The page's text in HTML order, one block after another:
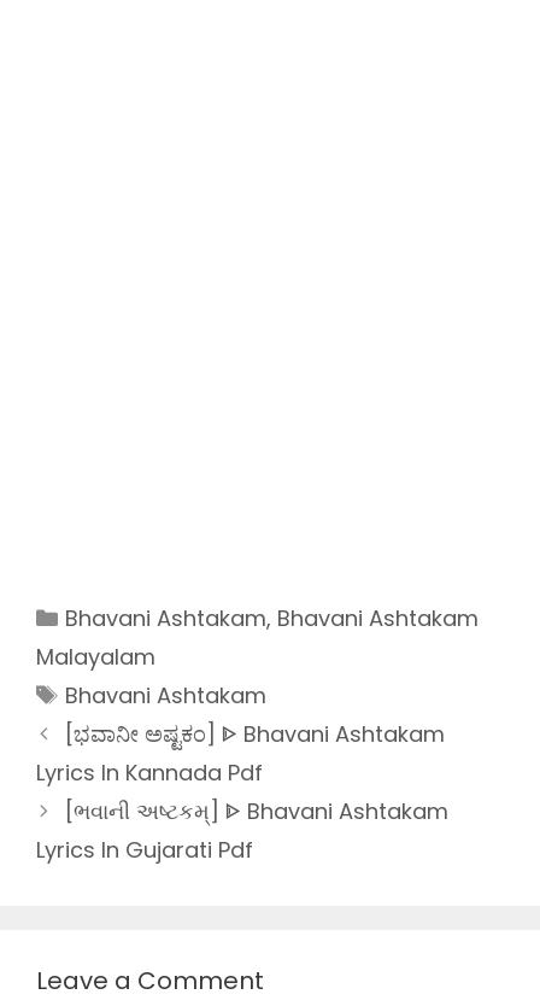
Categories
Bhavani Ashtakam, Bhavani Ashtakam
Malayalam
Tags
Bhavani Ashtakam
[ಭವಾನೀ ಅಷ್ಟಕಂ] ᐈ Bhavani Ashtakam
Lyrics In Kannada Pdf
[ભવાની અષ્ટકમ્] ᐈ Bhavani Ashtakam
Lyrics In Gujarati Pdf
Leave a Comment